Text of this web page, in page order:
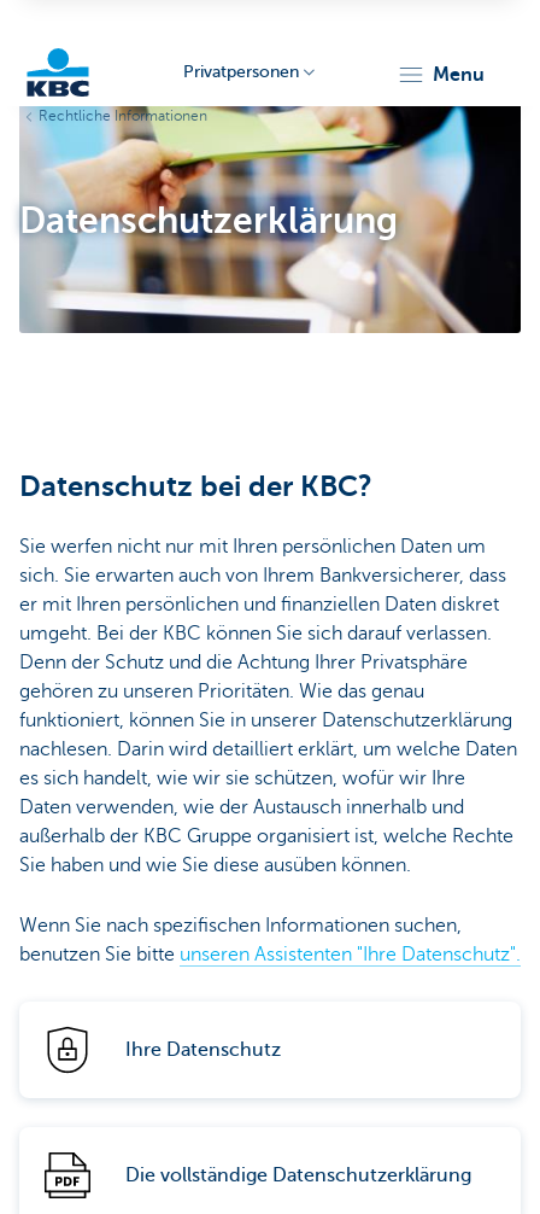
Privatpersonen menu
Rechtliche Informationen
Datenschutzerklärung
Datenschutz bei der KBC?
Sie werfen nicht nur mit Ihren persönlichen Daten um
sich. Sie erwarten auch von Ihrem Bankversicherer, dass
er mit Ihren persönlichen und finanziellen Daten diskret
umgeht. Bei der KBC können Sie sich darauf verlassen.
Denn der Schutz und die Achtung Ihrer Privatsphäre
gehören zu unseren Prioritäten. Wie das genau
funktioniert, können Sie in unserer Datenschutzerklärung
nachlesen. Darin wird detailliert erklärt, um welche Daten
es sich handelt, wie wir sie schützen, wofür wir Ihre
Daten verwenden, wie der Austausch innerhalb und
außerhalb der KBC Gruppe organisiert ist, welche Rechte
Sie haben und wie Sie diese ausüben können.
Wenn Sie nach spezifischen Informationen suchen,
benutzen Sie bitte unseren Assistenten "Ihre Datenschutz".
Ihre Datenschutz
Die vollständige Datenschutzerklärung